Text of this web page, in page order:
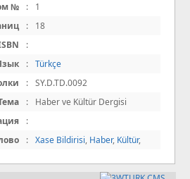
№
:
1
:
18
:
: Türkçe
: SY.D.TD.0092
:
Haber ve Kültür Dergisi
:
: Xase Bildirisi, Haber, Kültür,